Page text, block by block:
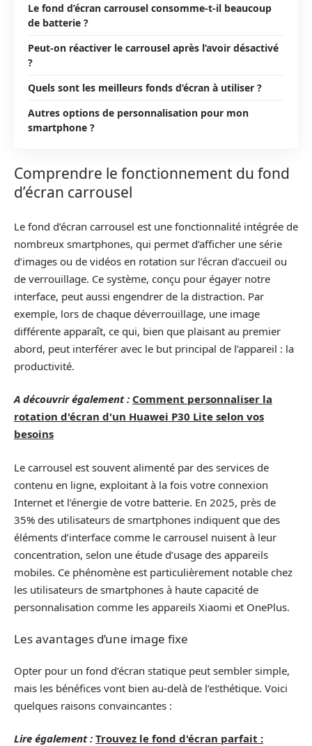
Le fond d’écran carrousel consomme-t-il beaucoup
de batterie ?
Peut-on réactiver le carrousel après l’avoir désactivé
?
Quels sont les meilleurs fonds d’écran à utiliser ?
Autres options de personnalisation pour mon
smartphone ?
Comprendre le fonctionnement du fond
d’écran carrousel
Le fond d’écran carrousel est une fonctionnalité intégrée de
nombreux smartphones, qui permet d’afficher une série
d’images ou de vidéos en rotation sur l’écran d’accueil ou
de verrouillage. Ce système, conçu pour égayer notre
interface, peut aussi engendrer de la distraction. Par
exemple, lors de chaque déverrouillage, une image
différente apparaît, ce qui, bien que plaisant au premier
abord, peut interférer avec le but principal de l’appareil : la
productivité.
A découvrir également : Comment personnaliser la
rotation d'écran d'un Huawei P30 Lite selon vos
besoins
Le carrousel est souvent alimenté par des services de
contenu en ligne, exploitant à la fois votre connexion
Internet et l’énergie de votre batterie. En 2025, près de
35% des utilisateurs de smartphones indiquent que des
éléments d’interface comme le carrousel nuisent à leur
concentration, selon une étude d’usage des appareils
mobiles. Ce phénomène est particulièrement notable chez
les utilisateurs de smartphones à haute capacité de
personnalisation comme les appareils Xiaomi et OnePlus.
Les avantages d’une image fixe
Opter pour un fond d’écran statique peut sembler simple,
mais les bénéfices vont bien au-delà de l’esthétique. Voici
quelques raisons convaincantes :
Lire également : Trouvez le fond d'écran parfait :